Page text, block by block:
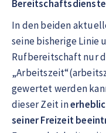
In den beiden
seine bisherige Linie
Rufbereitschaft nur
gewertet werden
dieser Zeit in
seiner Freizeit